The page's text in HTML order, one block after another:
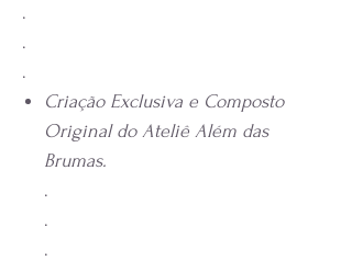
.
.
.
Criação Exclusiva e Composto
Original do Ateliê Além das
Brumas.
.
.
.